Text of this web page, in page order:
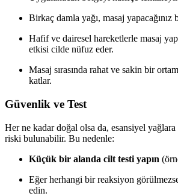
Birkaç damla yağı, masaj yapacağınız
Hafif ve dairesel hareketlerle masaj
etkisi cilde nüfuz eder.
Masaj sırasında rahat ve sakin bir
katlar.
Güvenlik ve Test
Her ne kadar doğal olsa da, esansiyel
riski bulunabilir. Bu nedenle:
Küçük bir alanda cilt testi yapın
Eğer herhangi bir reaksiyon
edin.